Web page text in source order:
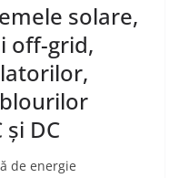
solare,
off-grid,
DC
de energie